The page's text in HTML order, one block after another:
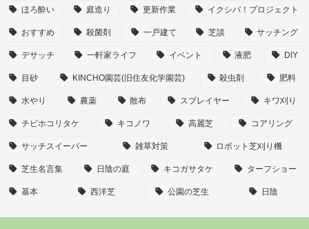
ほろ酔い 庭造り 更新作業 イクシバ！プロジェクト
おすすめ 殺菌剤 一戸建て 芝談 サッチング
デサッチ 一軒家ライフ イベント 液肥 DIY
目砂 KINCHO園芸(旧住友化学園芸) 殺虫剤 肥料
水やり 農薬 散布 スプレイヤー キワ刈り
チビホコリタケ キコノワ 高麗芝 コアリング
サッチスイーパー 雑草対策 ロボット芝刈り機
芝生名言集 日陰の庭 キコガサタケ ターフショー
基本 西洋芝 公園の芝生 日陰